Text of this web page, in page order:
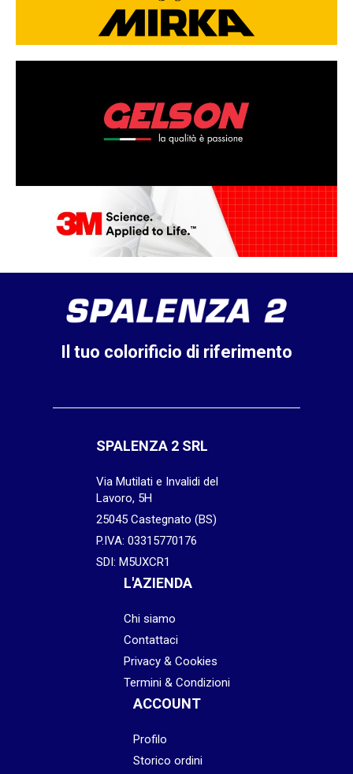
Il tuo colorificio di riferimento
SPALENZA 2 SRL
Via Mutilati e Invalidi del
Lavoro, 5H
25045 Castegnato (BS)
P.IVA: 03315770176
SDI: M5UXCR1
L'AZIENDA
Chi siamo
Contattaci
Privacy & Cookies
Termini & Condizioni
ACCOUNT
Profilo
Storico ordini